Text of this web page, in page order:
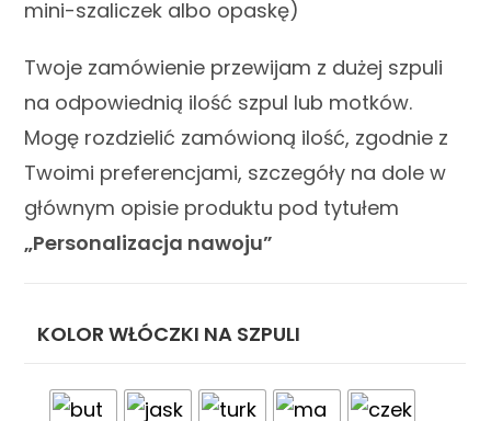
mini-szaliczek albo opaskę)
Twoje zamówienie przewijam z dużej szpuli
na odpowiednią ilość szpul lub motków.
Mogę rozdzielić zamówioną ilość, zgodnie z
Twoimi preferencjami, szczegóły na dole w
głównym opisie produktu pod tytułem
„Personalizacja nawoju”
KOLOR WŁÓCZKI NA SZPULI